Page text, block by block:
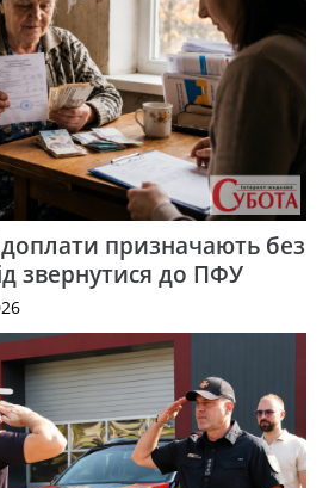
доплати призначають без
звернутися до ПФУ